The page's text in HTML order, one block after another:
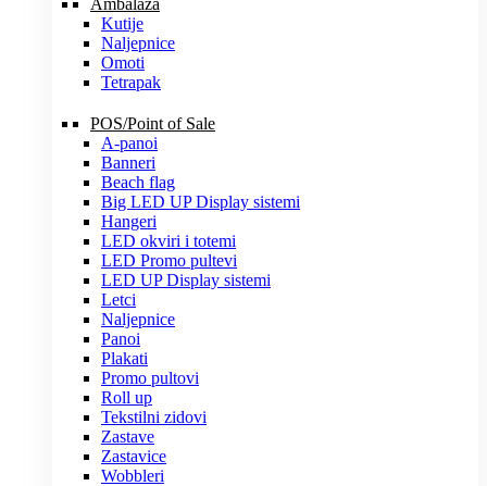
Ambalaža
Kutije
Naljepnice
Omoti
Tetrapak
POS/Point of Sale
A-panoi
Banneri
Beach flag
Big LED UP Display sistemi
Hangeri
LED okviri i totemi
LED Promo pultevi
LED UP Display sistemi
Letci
Naljepnice
Panoi
Plakati
Promo pultovi
Roll up
Tekstilni zidovi
Zastave
Zastavice
Wobbleri